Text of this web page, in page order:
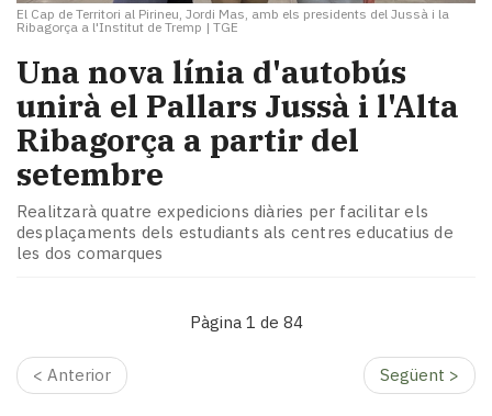
El Cap de Territori al Pirineu, Jordi Mas, amb els presidents del Jussà i la
Ribagorça a l'Institut de Tremp | TGE
Una nova línia d'autobús
unirà el Pallars Jussà i l'Alta
Ribagorça a partir del
setembre
Realitzarà quatre expedicions diàries per facilitar els
desplaçaments dels estudiants als centres educatius de
les dos comarques
Pàgina 1 de 84
< Anterior Següent >